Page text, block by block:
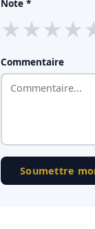
Note *
★ ★ ★ ★
Commentaire
Soumettre